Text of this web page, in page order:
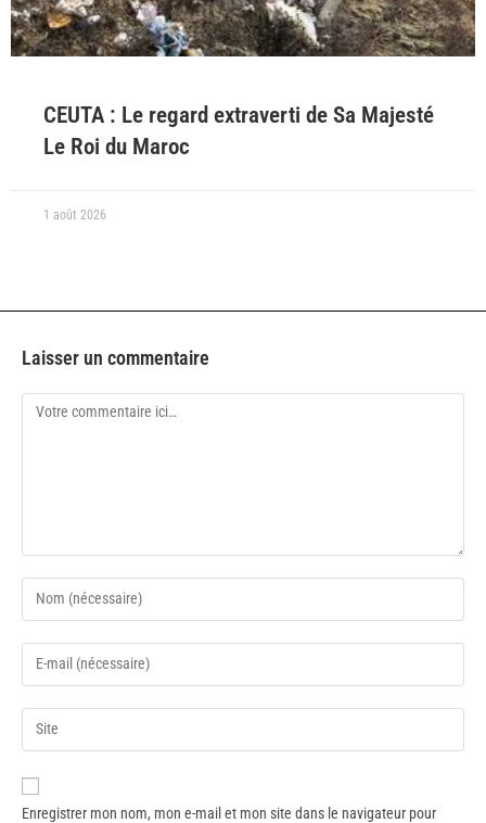
CEUTA : Le regard extraverti de Sa Majesté
Le Roi du Maroc
1 août 2026
Laisser un commentaire
Enregistrer mon nom, mon e-mail et mon site dans le navigateur pour